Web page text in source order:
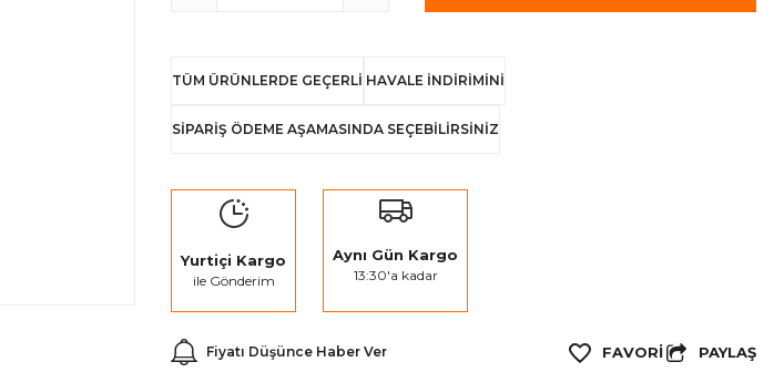
TÜM ÜRÜNLERDE GEÇERLİ HAVALE İNDİRİMİNİ
SİPARİŞ ÖDEME AŞAMASINDA SEÇEBİLİRSİNİZ
Yurtiçi Kargo
ile Gönderim
Aynı Gün Kargo
13:30'a kadar
Fiyatı Düşünce Haber Ver PAYLAŞ